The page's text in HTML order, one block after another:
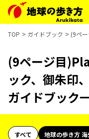
TOP ガイドブック (9ペ
(9ページ目
ック、御朱印
ガイドブック
すべて 地球の歩き方 海